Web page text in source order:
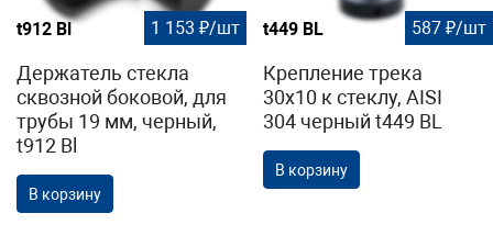
t912 Bl 1 153 ₽/шт
Держатель стекла
сквозной боковой, для
трубы 19 мм, черный,
t912 Bl
В корзину
t449 BL 587 ₽/шт
Крепление трека
30х10 к стеклу, AISI
304 черный t449 BL
В корзину